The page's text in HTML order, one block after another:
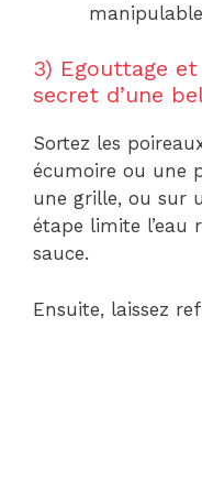
3) Egouttage
secret d’une
Sortez les
écumoire ou une
une grille, ou sur
étape limite l’eau
sauce.
Ensuite, laissez